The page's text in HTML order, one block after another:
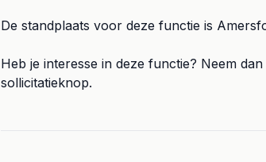
De standplaats voor deze functie is
Heb je interesse in deze functie? Neem
sollicitatieknop.